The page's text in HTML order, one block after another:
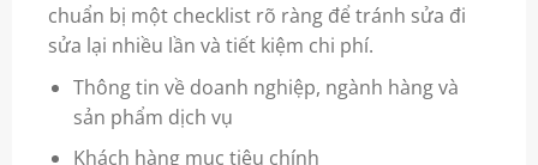
chuẩn bị một checklist rõ ràng để tránh sửa đi
sửa lại nhiều lần và tiết kiệm chi phí.
Thông tin về doanh nghiệp, ngành hàng và
sản phẩm dịch vụ
Khách hàng mục tiêu chính